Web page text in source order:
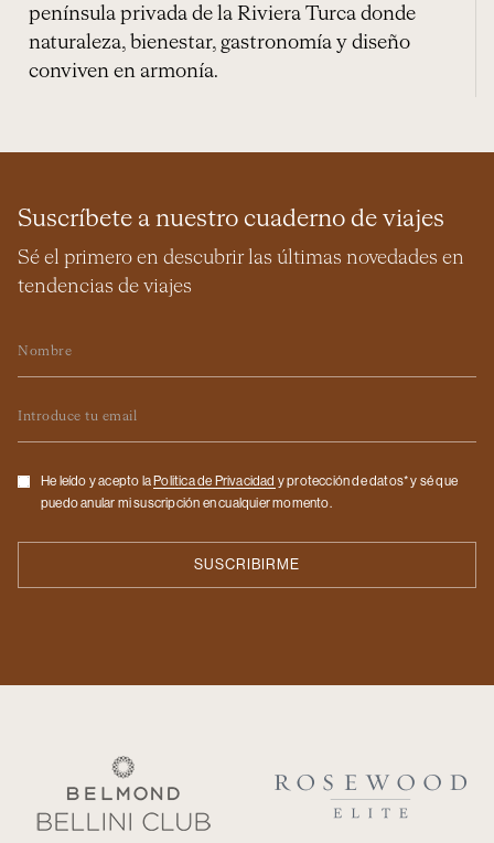
península privada de la Riviera Turca donde
naturaleza, bienestar, gastronomía y diseño
conviven en armonía.
Suscríbete a nuestro cuaderno de viajes
Sé el primero en descubrir las últimas novedades en
tendencias de viajes
Checkbox
He leído y acepto la Politica de Privacidad y protección de datos* y sé que
puedo anular mi suscripción en cualquier momento.